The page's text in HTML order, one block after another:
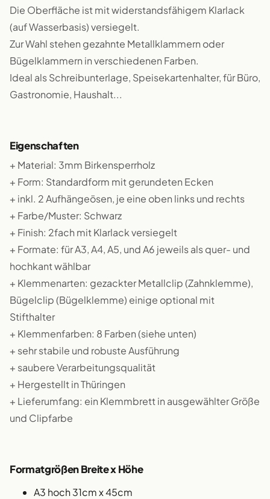
Die Oberfläche ist mit widerstandsfähigem Klarlack
(auf Wasserbasis) versiegelt.
Zur Wahl stehen gezahnte Metallklammern oder
Bügelklammern in verschiedenen Farben.
Ideal als Schreibunterlage, Speisekartenhalter, für Büro,
Gastronomie, Haushalt...
Eigenschaften
+ Material: 3mm Birkensperrholz
+ Form: Standardform mit gerundeten Ecken
+ inkl. 2 Aufhängeösen, je eine oben links und rechts
+ Farbe/Muster: Schwarz
+ Finish: 2fach mit Klarlack versiegelt
+ Formate: für A3, A4, A5, und A6 jeweils als quer- und
hochkant wählbar
+ Klemmenarten: gezackter Metallclip (Zahnklemme),
Bügelclip (Bügelklemme) einige optional mit
Stifthalter
+ Klemmenfarben: 8 Farben (siehe unten)
+ sehr stabile und robuste Ausführung
+ saubere Verarbeitungsqualität
+ Hergestellt in Thüringen
+ Lieferumfang: ein Klemmbrett in ausgewählter Größe
und Clipfarbe
Formatgrößen Breite x Höhe
A3 hoch 31cm x 45cm